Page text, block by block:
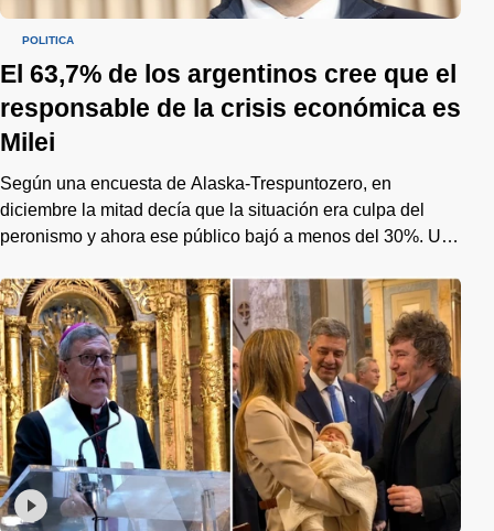
POLÍTICA
El 63,7% de los argentinos cree que el
responsable de la crisis económica es
Milei
Según una encuesta de Alaska-Trespuntozero, en
diciembre la mitad decía que la situación era culpa del
peronismo y ahora ese público bajó a menos del 30%. Un
2027.